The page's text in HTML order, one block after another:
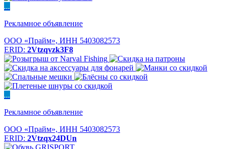
...
Рекламное объявление
ООО «Прайм», ИНН 5403082573
ERID: 2Vtzqvzk3F8
...
Рекламное объявление
ООО «Прайм», ИНН 5403082573
ERID: 2Vtzqx24DUn